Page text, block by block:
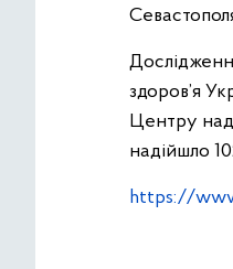
здоров’я
Центру
надійшло
https://